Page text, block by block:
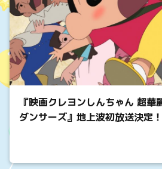
『映画クレヨンしんちゃん 超華
ダンサーズ』地上波初放送決定！